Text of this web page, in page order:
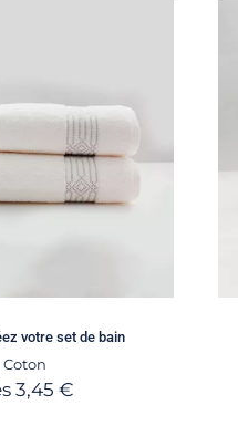
votre set de bain
Coton
3,45€